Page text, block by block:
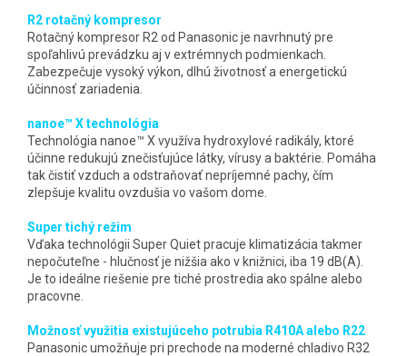
R2 rotačný kompresor
Rotačný kompresor R2 od Panasonic je navrhnutý pre
spoľahlivú prevádzku aj v extrémnych podmienkach.
Zabezpečuje vysoký výkon, dlhú životnosť a energetickú
účinnosť zariadenia.
nanoe™ X technológia
Technológia nanoe™ X využíva hydroxylové radikály, ktoré
účinne redukujú znečisťujúce látky, vírusy a baktérie. Pomáha
tak čistiť vzduch a odstraňovať nepríjemné pachy, čím
zlepšuje kvalitu ovzdušia vo vašom dome.
Super tichý režim
Vďaka technológii Super Quiet pracuje klimatizácia takmer
nepočuteľne - hlučnosť je nižšia ako v knižnici, iba 19 dB(A).
Je to ideálne riešenie pre tiché prostredia ako spálne alebo
pracovne.
Možnosť využitia existujúceho potrubia R410A alebo R22
Panasonic umožňuje pri prechode na moderné chladivo R32